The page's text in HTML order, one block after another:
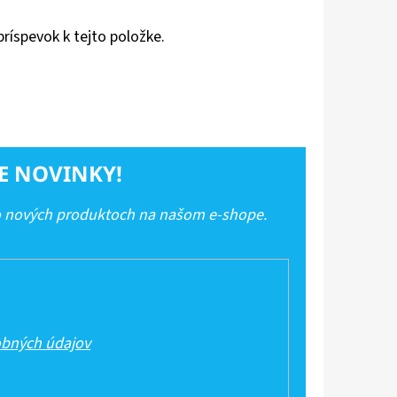
k tejto položke.
NOVINKY!
produktoch na našom e-shope.
údajov